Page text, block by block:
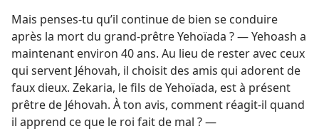
Mais penses-​tu qu’il continue de bien se conduire
après la mort du grand-prêtre Yehoïada ? — Yehoash a
maintenant environ 40 ans. Au lieu de rester avec ceux
qui servent Jéhovah, il choisit des amis qui adorent de
faux dieux. Zekaria, le fils de Yehoïada, est à présent
prêtre de Jéhovah. À ton avis, comment réagit-​il quand
il apprend ce que le roi fait de mal ? —